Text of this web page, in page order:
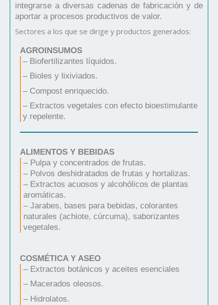
integrarse a diversas cadenas de fabricación y de
aportar a procesos productivos de valor.
Sectores a los que se dirige y productos generados:
AGROINSUMOS
– Biofertilizantes líquidos.
– Bioles y lixiviados.
– Compost enriquecido.
– Extractos vegetales con efecto bioestimulante
y repelente.
ALIMENTOS Y BEBIDAS
– Pulpa y concentrados de frutas.
– Polvos deshidratados de frutas y hortalizas.
– Extractos acuosos y alcohólicos de plantas
aromáticas.
– Jarabes, bases para bebidas, colorantes
naturales (achiote, cúrcuma), saborizantes
vegetales.
COSMÉTICA Y ASEO
– Extractos botánicos y aceites esenciales
– Macerados oleosos.
– Hidrolatos.